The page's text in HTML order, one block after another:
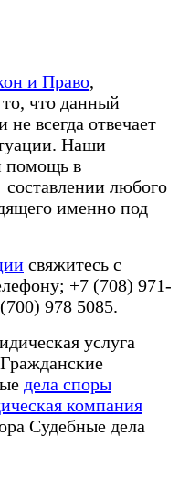
и Право,
что данный
всегда отвечает
Наши
помощь в
любого
именно под
свяжитесь с
+7 (708) 971-
978 5085.
услуга
Гражданские
дела споры
компания
Судебные дела